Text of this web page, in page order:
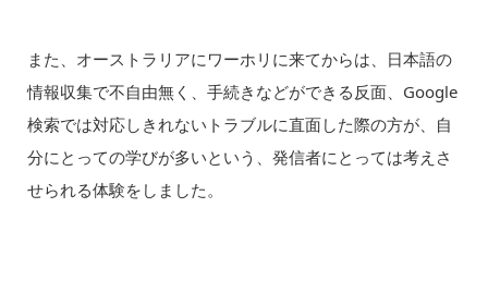
また、オーストラリアにワーホリに来てからは、日本語の
情報収集で不自由無く、手続きなどができる反面、Google
検索では対応しきれないトラブルに直面した際の方が、自
分にとっての学びが多いという、発信者にとっては考えさ
せられる体験をしました。